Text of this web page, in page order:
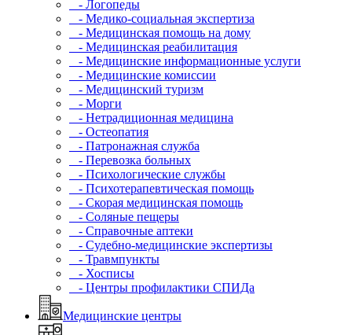
- Логопеды
- Медико-социальная экспертиза
- Медицинская помощь на дому
- Медицинская реабилитация
- Медицинские информационные услуги
- Медицинские комиссии
- Медицинский туризм
- Морги
- Нетрадиционная медицина
- Остеопатия
- Патронажная служба
- Перевозка больных
- Психологические службы
- Психотерапевтическая помощь
- Скорая медицинская помощь
- Соляные пещеры
- Справочные аптеки
- Судебно-медицинские экспертизы
- Травмпункты
- Хосписы
- Центры профилактики СПИДа
Медицинские центры